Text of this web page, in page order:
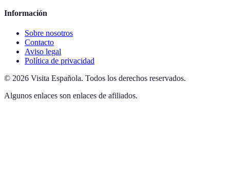
Información
Sobre nosotros
Contacto
Aviso legal
Política de privacidad
© 2026 Visita Española. Todos los derechos reservados.
Algunos enlaces son enlaces de afiliados.